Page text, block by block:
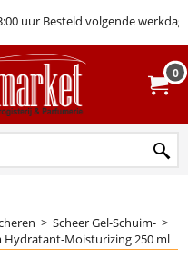
uur Besteld volgende werkdag
0
> Scheer Gel-Schuim- >
Hydratant-Moisturizing 250 ml